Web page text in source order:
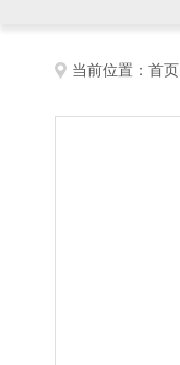
当前位置： 首页